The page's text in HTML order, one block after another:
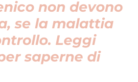
non devono
se la malattia
Leggi
saperne di